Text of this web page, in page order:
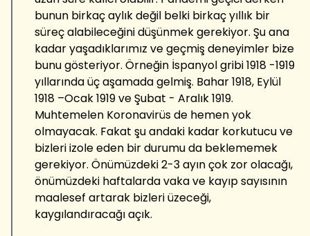
bunun birkaç aylık değil belki birkaç yıllık bir
süreç alabileceğini düşünmek gerekiyor. Şu ana
kadar yaşadıklarımız ve geçmiş deneyimler bize
bunu gösteriyor. Örneğin İspanyol gribi 1918 -1919
yıllarında üç aşamada gelmiş. Bahar 1918, Eylül
1918 –Ocak 1919 ve Şubat - Aralık 1919.
Muhtemelen Koronavirüs de hemen yok
olmayacak. Fakat şu andaki kadar korkutucu ve
bizleri izole eden bir durumu da beklememek
gerekiyor. Önümüzdeki 2-3 ayın çok zor olacağı,
önümüzdeki haftalarda vaka ve kayıp sayısının
maalesef artarak bizleri üzeceği,
kaygılandıracağı açık.